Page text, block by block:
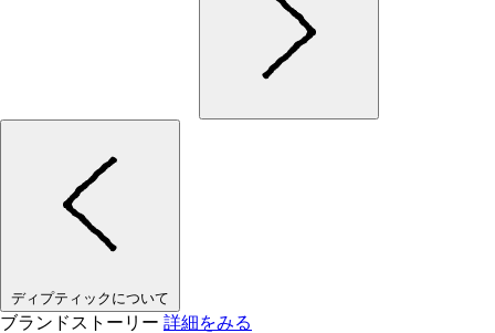
ディプティックについて
ブランドストーリー 詳細をみる